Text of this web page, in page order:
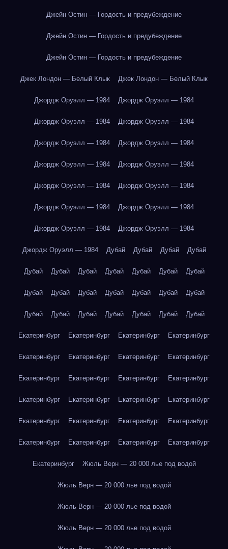
Джейн Остин — Гордость и предубеждение
Джейн Остин — Гордость и предубеждение
Джейн Остин — Гордость и предубеждение
Джек Лондон — Белый Клык Джек Лондон — Белый Клык
Джордж Оруэлл — 1984 Джордж Оруэлл — 1984
Джордж Оруэлл — 1984 Джордж Оруэлл — 1984
Джордж Оруэлл — 1984 Джордж Оруэлл — 1984
Джордж Оруэлл — 1984 Джордж Оруэлл — 1984
Джордж Оруэлл — 1984 Джордж Оруэлл — 1984
Джордж Оруэлл — 1984 Джордж Оруэлл — 1984
Джордж Оруэлл — 1984 Джордж Оруэлл — 1984
Джордж Оруэлл — 1984 Дубай Дубай Дубай Дубай
Дубай Дубай Дубай Дубай Дубай Дубай Дубай
Дубай Дубай Дубай Дубай Дубай Дубай Дубай
Дубай Дубай Дубай Дубай Дубай Дубай Дубай
Екатеринбург Екатеринбург Екатеринбург Екатеринбург
Екатеринбург Екатеринбург Екатеринбург Екатеринбург
Екатеринбург Екатеринбург Екатеринбург Екатеринбург
Екатеринбург Екатеринбург Екатеринбург Екатеринбург
Екатеринбург Екатеринбург Екатеринбург Екатеринбург
Екатеринбург Екатеринбург Екатеринбург Екатеринбург
Екатеринбург Жюль Верн — 20 000 лье под водой
Жюль Верн — 20 000 лье под водой
Жюль Верн — 20 000 лье под водой
Жюль Верн — 20 000 лье под водой